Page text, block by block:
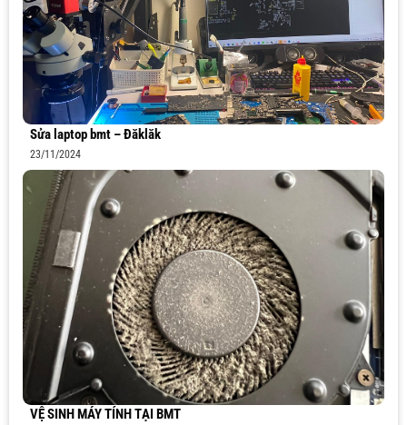
Sửa laptop bmt – Đăklăk
23/11/2024
VỆ SINH MÁY TÍNH TẠI BMT